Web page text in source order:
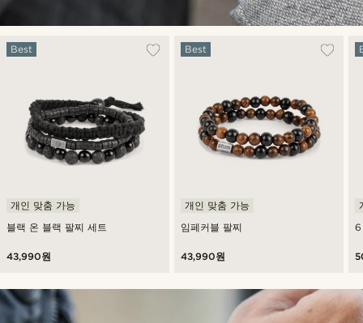
블랙 온 블랙 팔찌 세트
Best
개인 맞춤 가능
43,990원
임페커블 팔찌
Best
개인 맞춤 가능
43,990원
6